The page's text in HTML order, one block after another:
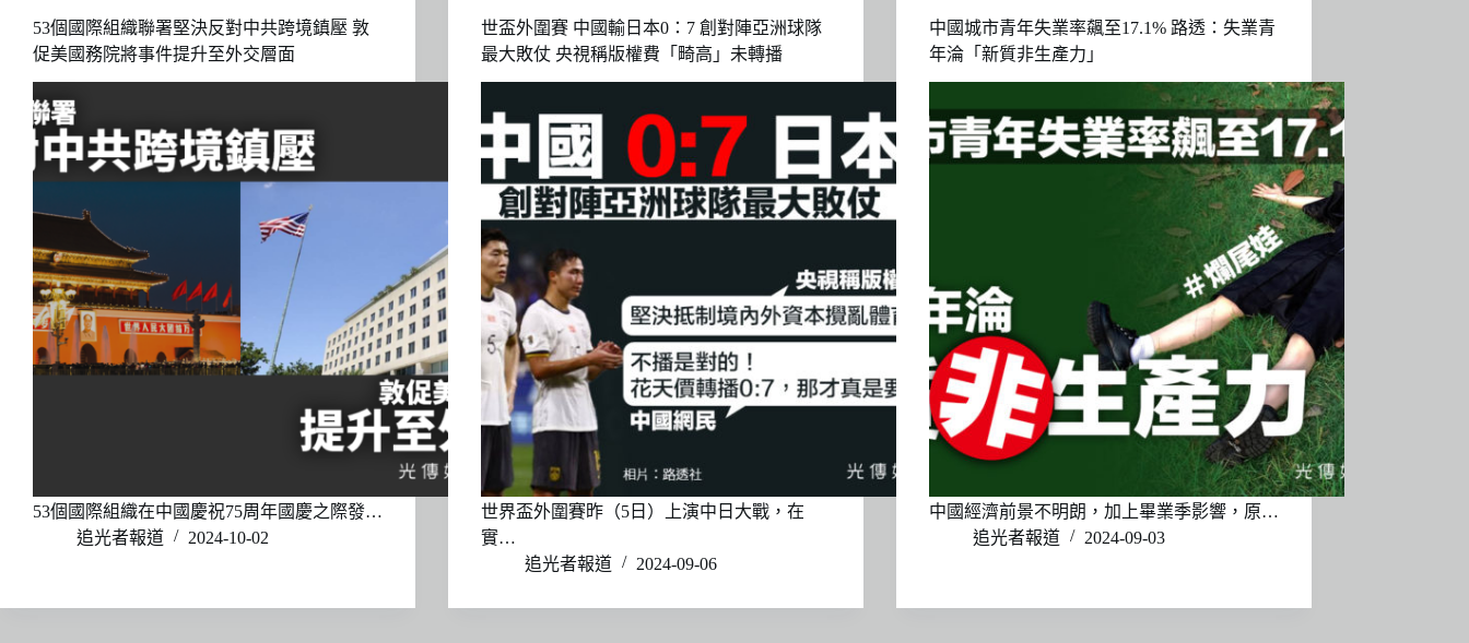
53個國際組織聯署堅決反對中共跨境鎮壓 敦
促美國務院將事件提升至外交層面
53個國際組織在中國慶祝75周年國慶之際發…
追光者報道
2024-10-02
世盃外圍賽 中國輸日本0：7 創對陣亞洲球隊
最大敗仗 央視稱版權費「畸高」未轉播
世界盃外圍賽昨（5日）上演中日大戰，在
實…
追光者報道
2024-09-06
中國城市青年失業率飆至17.1% 路透：失業青
年淪「新質非生產力」
中國經濟前景不明朗，加上畢業季影響，原…
追光者報道
2024-09-03